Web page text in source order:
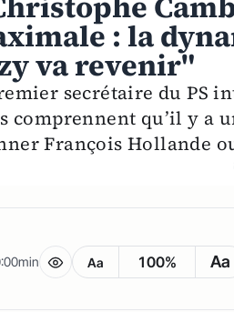
: la
va revenir"
secrétaire du PS
comprennent qu’il y a
François Hollande
Aa 100% Aa